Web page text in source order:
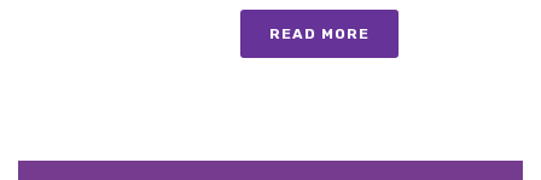
READ MORE